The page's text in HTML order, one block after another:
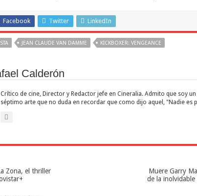
Facebook Twitter LinkedIn
JEAN CLAUDE VAN DAMME KICKBOXER: VENGEANCE
Calderón
Crítico de cine, Director y Redactor jefe en Cineralia. Admito que soy
séptimo arte que no duda en recordar que como dijo aquel, "Nadie es
Zona, el thriller
Muere Garry
de la